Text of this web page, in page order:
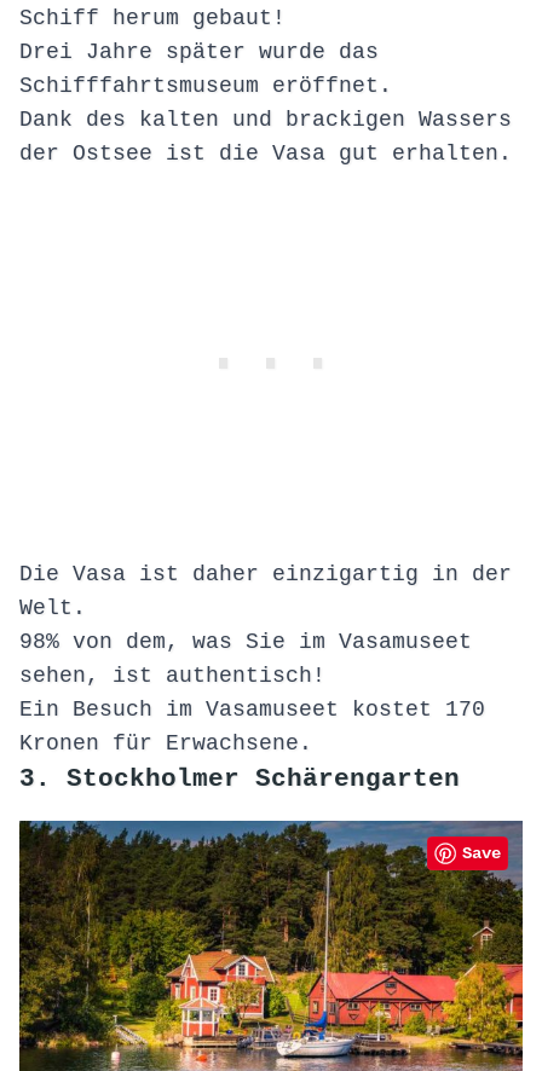
Schiff herum gebaut!
Drei Jahre später wurde das
Schifffahrtsmuseum eröffnet.
Dank des kalten und brackigen Wassers
der Ostsee ist die Vasa gut erhalten.
Die Vasa ist daher einzigartig in der
Welt.
98% von dem, was Sie im Vasamuseet
sehen, ist authentisch!
Ein Besuch im Vasamuseet kostet 170
Kronen für Erwachsene.
3. Stockholmer Schärengarten
Save